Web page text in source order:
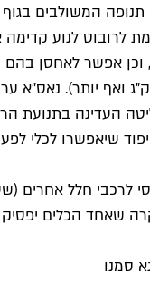
המשולבים
לנוע קדימה
יותר). נאס"א
העדינה בתנועת
שיאפשרו לכלי
לרכבי חלל
שאחד הכלים
סמנו